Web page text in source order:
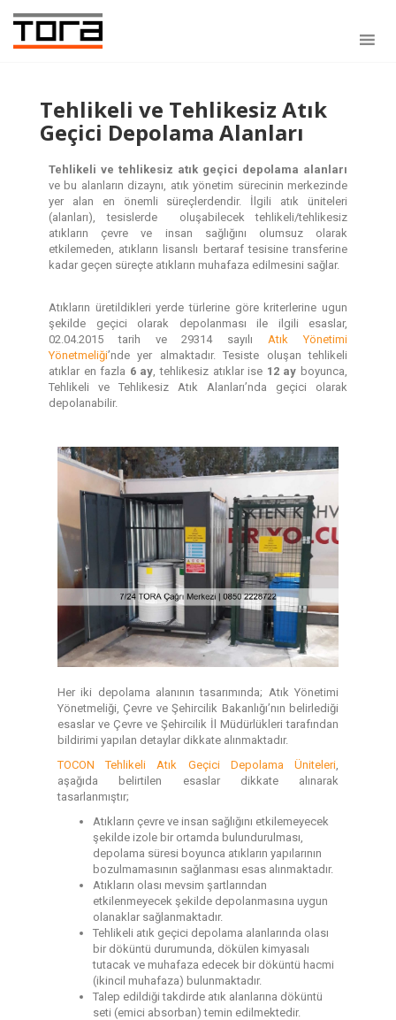
Tehlikeli ve Tehlikesiz Atık
Geçici Depolama Alanları
Tehlikeli ve tehlikesiz atık geçici depolama alanları
ve bu alanların dizaynı, atık yönetim sürecinin merkezinde
yer alan en önemli süreçlerdendir. İlgili atık üniteleri
(alanları), tesislerde oluşabilecek tehlikeli/tehlikesiz
atıkların çevre ve insan sağlığını olumsuz olarak
etkilemeden, atıkların lisanslı bertaraf tesisine transferine
kadar geçen süreçte atıkların muhafaza edilmesini sağlar.
Atıkların üretildikleri yerde türlerine göre kriterlerine ugun
şekilde geçici olarak depolanması ile ilgili esaslar,
02.04.2015 tarih ve 29314 sayılıAtık Yönetimi
Yönetmeliği’nde yer almaktadır. Tesiste oluşan tehlikeli
atıklar en fazla 6 ay, tehlikesiz atıklar ise 12 ay boyunca,
Tehlikeli ve Tehlikesiz Atık Alanları’nda geçici olarak
depolanabilir.
Her iki depolama alanının tasarımında; Atık Yönetimi
Yönetmeliği, Çevre ve Şehircilik Bakanlığı’nın belirlediği
esaslar ve Çevre ve Şehircilik İl Müdürlükleri tarafından
bildirimi yapılan detaylar dikkate alınmaktadır.
TOCON Tehlikeli Atık Geçici Depolama Üniteleri
aşağıda belirtilen esaslar dikkate alınarak
tasarlanmıştır;
Atıkların çevre ve insan sağlığını etkilemeyecek
şekilde izole bir ortamda bulundurulması,
depolama süresi boyunca atıkların yapılarının
bozulmamasının sağlanması esas alınmaktadır.
Atıkların olası mevsim şartlarından
etkilenmeyecek şekilde depolanmasına uygun
olanaklar sağlanmaktadır.
Tehlikeli atık geçici depolama alanlarında olası
bir döküntü durumunda, dökülen kimyasalı
tutacak ve muhafaza edecek bir döküntü hacmi
(ikincil muhafaza) bulunmaktadır.
Talep edildiği takdirde atık alanlarına döküntü
seti (emici absorban) temin edilmektedir.